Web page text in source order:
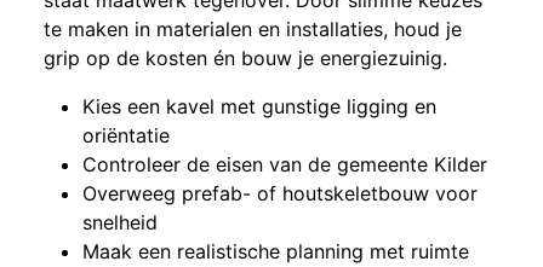
te maken in materialen en installaties, houd je
grip op de kosten én bouw je energiezuinig.
Kies een kavel met gunstige ligging en
oriëntatie
Controleer de eisen van de gemeente Kilder
Overweeg prefab- of houtskeletbouw voor
snelheid
Maak een realistische planning met ruimte